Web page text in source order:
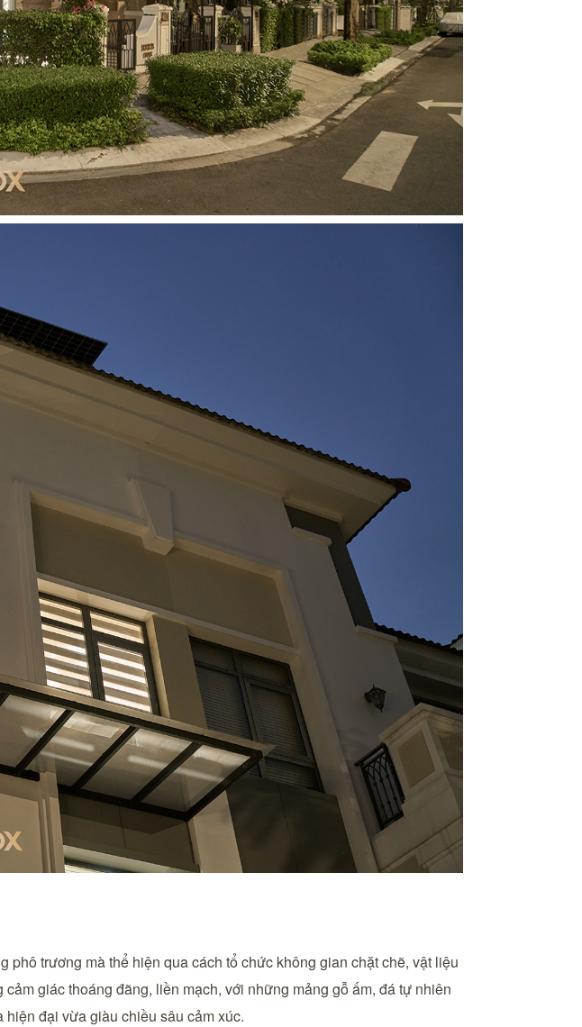
phô trương mà thể hiện qua cách tổ chức không gian chặt chẽ, vật liệu
giác thoáng đãng, liền mạch, với những mảng gỗ ấm, đá tự nhiên
đại vừa giàu chiều sâu cảm xúc.